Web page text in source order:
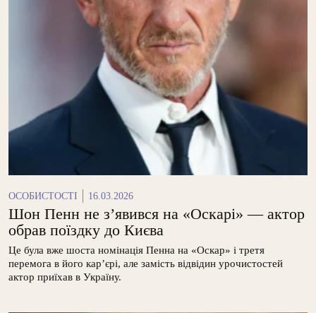
ОСОБИСТОСТІ 16.03.2026
Шон Пенн не з’явився на «Оскарі» — актор
обрав поїздку до Києва
Це була вже шоста номінація Пенна на «Оскар» і третя
перемога в його кар’єрі, але замість відвідин урочистостей
актор приїхав в Україну.